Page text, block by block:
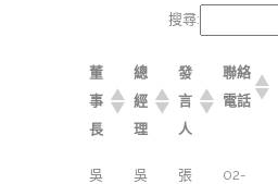
搜尋:
董
事
長
總
經
理
發
言
人
聯絡
電話
吳
吳
張
02-